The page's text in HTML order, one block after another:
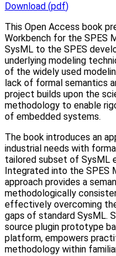
Download (pdf)
This Open Access book
Workbench for the SPES
SysML to the SPES
underlying modeling
of the widely used
lack of formal semantics
project builds upon the
methodology to enable
of embedded systems.
The book introduces an
industrial needs with
tailored subset of SysML
Integrated into the SPES
approach provides a
methodologically
effectively overcoming
gaps of standard SysML.
source plugin prototype
platform, empowers
methodology within